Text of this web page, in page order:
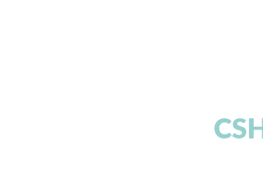
CSH